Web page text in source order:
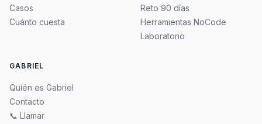
Casos
Cuánto cuesta
Reto 90 días
Herramientas NoCode
Laboratorio
GABRIEL
Quién es Gabriel
Contacto
📞 Llamar